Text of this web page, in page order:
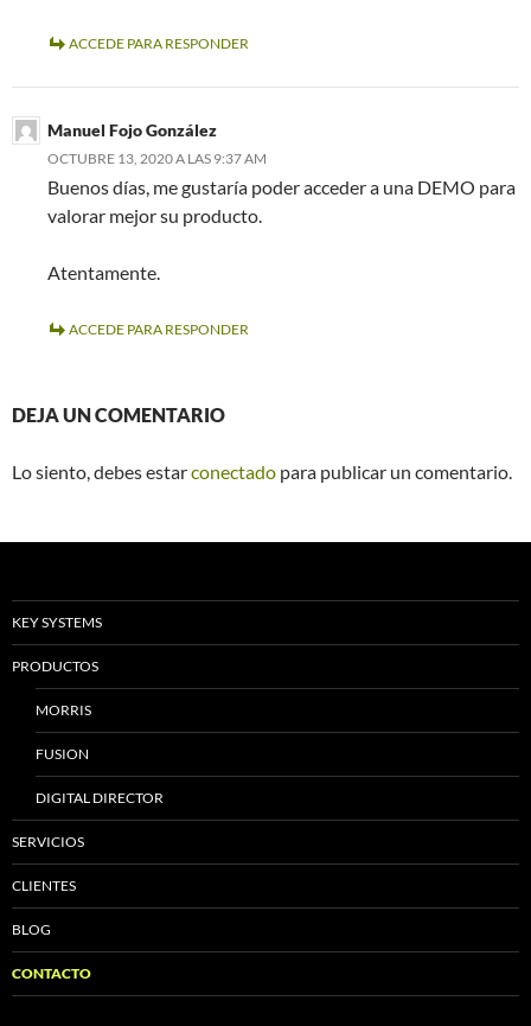
ACCEDE PARA RESPONDER
Manuel Fojo González
OCTUBRE 13, 2020 A LAS 9:37 AM
Buenos días, me gustaría poder acceder a una DEMO para
valorar mejor su producto.
Atentamente.
ACCEDE PARA RESPONDER
DEJA UN COMENTARIO
Lo siento, debes estarconectado para publicar un comentario.
KEY SYSTEMS
PRODUCTOS
MORRIS
FUSION
DIGITAL DIRECTOR
SERVICIOS
CLIENTES
BLOG
CONTACTO